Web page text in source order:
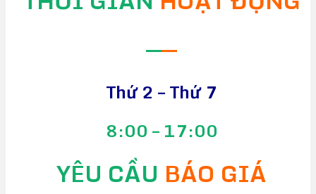
——
Thứ 2 – Thứ 7
8:00 – 17:00
YÊU CẦU BÁO GIÁ